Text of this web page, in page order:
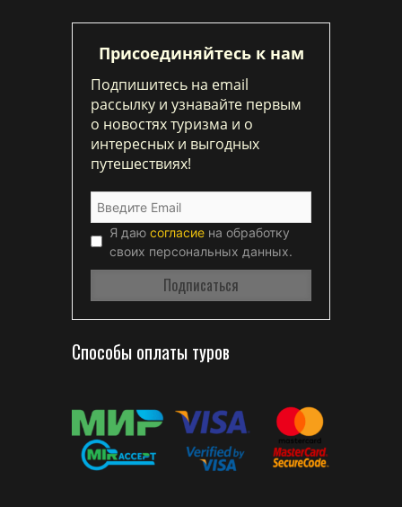
Присоединяйтесь к нам
Подпишитесь на email
рассылку и узнавайте первым
о новостях туризма и о
интересных и выгодных
путешествиях!
Я даю согласие на обработку
своих персональных данных.
Способы оплаты туров